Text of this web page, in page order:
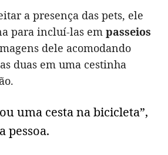
a presença das pets, ele
para incluí-las em passeios
dele acomodando
duas em uma cestinha
uma cesta na bicicleta”,
pessoa.